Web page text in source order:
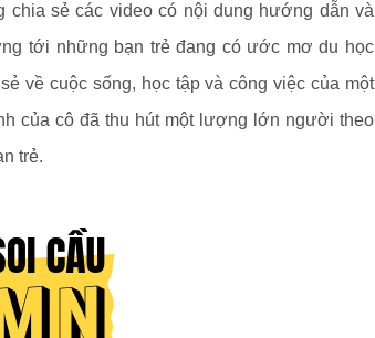
chia sẻ các video có nội dung hướng dẫn và
tới những bạn trẻ đang có ước mơ du học
về cuộc sống, học tập và công việc của một
của cô đã thu hút một lượng lớn người theo
trẻ.